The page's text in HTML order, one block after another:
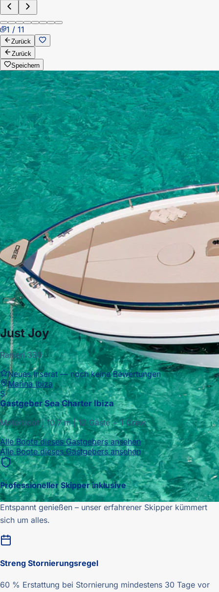
1 / 11
Zurück
Zurück
Speichern
Just Joy
Ranieri 330
Neues Inserat — noch keine Bewertungen
Marina Ibiza
S
Gastgeber Sea Charter Ibiza
Motorboot|10.7m |12 Gäste + 1 Crew
Alle Boote dieses Gastgebers ansehen
Alle Boote dieses Gastgebers ansehen
Professioneller Skipper inklusive
Entspannt genießen – unser erfahrener Skipper kümmert
sich um alles.
Streng Stornierungsregel
60 % Erstattung bei Stornierung mindestens 30 Tage vor